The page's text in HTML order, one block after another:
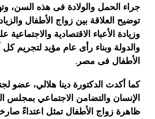
جراء الحمل والولادة فى هذه السن،
توضيح العلاقة بين زواج الأطفال
وزيادة الأعباء الاقتصادية والاجتماعية
والدولة وبناء رأى عام مؤيد لتجريم
الأطفال فى مصر.
كما أكدت الدكتورة دينا هلالي، عضو
الإنسان والتضامن الاجتماعي بمجلس
ظاهرة زواج الأطفال تمثل اعتداءً